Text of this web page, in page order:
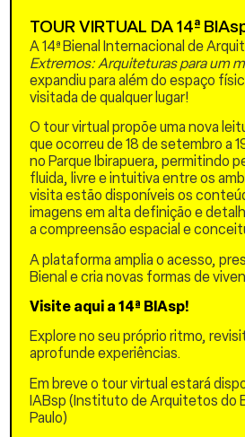
o Sequeiro pode ser
redesenhado e
aperfeiçoado a cada ano,
possibilitando a ampliação
contínua de seu escopo
inicial e o desdobramento
de seus temas em
pesquisas e oficinas
diversas, a partir de
interações com diferentes
campos disciplinares e
vivências acadêmicas.
O Jardim de Sequeiro já
teve 5 ciclos completos
entre 2020 e 2025. Neste
bolsistas participaram
diretamente do projeto,
compondo as equipes que
se renovam a cada ano.
Foram oferecidas 118
oficinas temáticas
(fotografia, aquarela,
arranjos florais, coleta de
TOUR VIRTUAL DA 14ª
A 14ª Bienal Internacional de
Extremos: Arquiteturas para um
expandiu para além do espaço
visitada de qualquer lugar!
O tour virtual propõe uma nova
que ocorreu de 18 de setembro a
no Parque Ibirapuera, permitindo
fluida, livre e intuitiva entre os
visita estão disponíveis os
imagens em alta definição e
a compreensão espacial e
A plataforma amplia o acesso,
Bienal e cria novas formas de
Visite aqui a 14ª BIAsp!
Explore no seu próprio ritmo,
aprofunde experiências.
Em breve o tour virtual estará
IABsp (Instituto de Arquitetos do
Paulo)